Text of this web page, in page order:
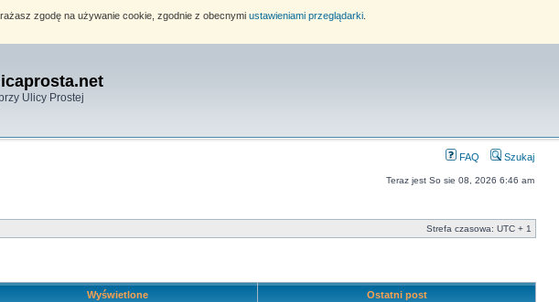
zgodę na używanie cookie, zgodnie z obecnymi ustawieniami przeglądarki.
Ulicy Prostej
FAQ Szukaj
Teraz jest So sie 08, 2026 6:46 am
Strefa czasowa: UTC + 1
Wyświetlone Ostatni post